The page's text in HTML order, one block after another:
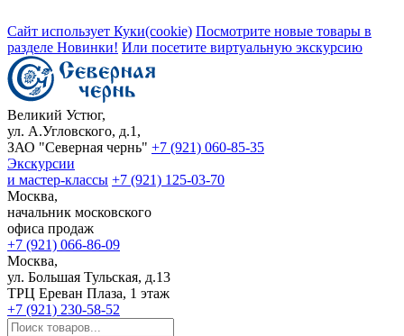
Сайт использует Куки(cookie) Посмотрите новые товары в
разделе Новинки! Или посетите виртуальную экскурсию
Великий Устюг,
ул. А.Угловского, д.1,
ЗАО "Северная чернь" +7 (921) 060-85-35
Экскурсии
и мастер-классы +7 (921) 125-03-70
Москва,
начальник московского
офиса продаж
+7 (921) 066-86-09
Москва,
ул. Большая Тульская, д.13
ТРЦ Ереван Плаза, 1 этаж
+7 (921) 230-58-52